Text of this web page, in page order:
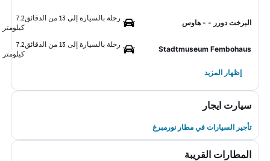
البرخت دورر - - هاوس
رحلة بالسيارة إلى 13 من الدقائق
7.2
كيلومتر
Stadtmuseum Fembohaus
رحلة بالسيارة إلى 13 من الدقائق
7.2
كيلومتر
إظهار المزيد
سيارت ايجار
تأجير السيارات في مطار نورمبرغ
المطارات القريبة